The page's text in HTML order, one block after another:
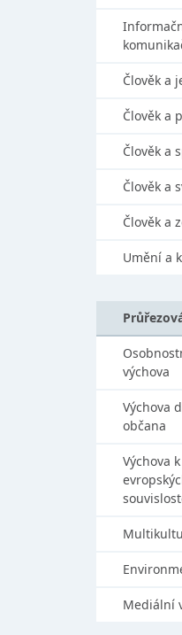
Člověk a
Člověk a
Člověk a
Člověk a
Člověk a
Umění a
výchova
Výchova
občana
Výchova
Mediální